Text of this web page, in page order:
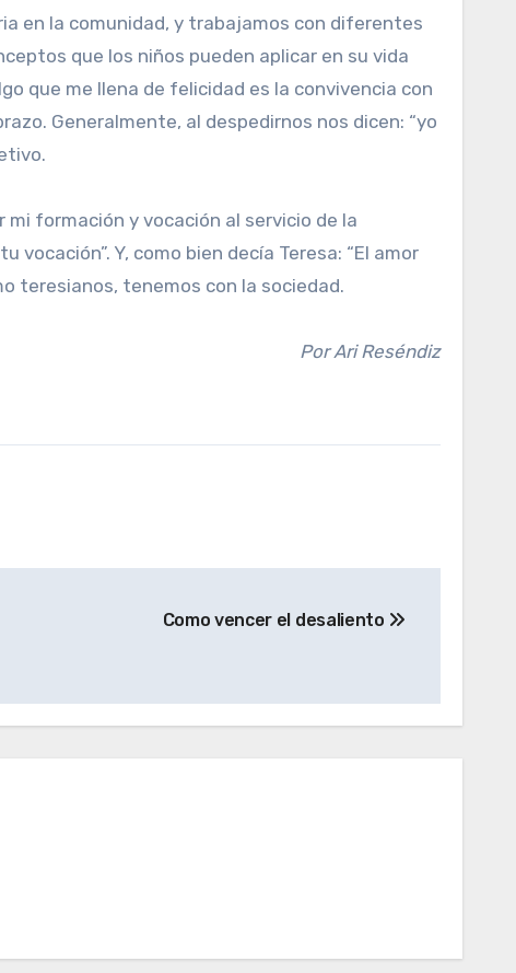
en la comunidad, y trabajamos con diferentes
que los niños pueden aplicar en su vida
que me llena de felicidad es la convivencia con
Generalmente, al despedirnos nos dicen: “yo
formación y vocación al servicio de la
Y, como bien decía Teresa: “El amor
teresianos, tenemos con la sociedad.
Por Ari Reséndiz
Como vencer el desaliento